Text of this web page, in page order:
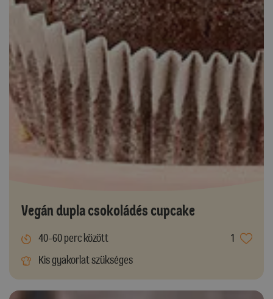
Vegán dupla csokoládés cupcake
40-60 perc között
1
Kis gyakorlat szükséges